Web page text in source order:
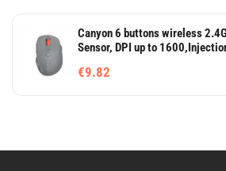
Canyon 6 buttons wireless
Sensor, DPI up to
Size: 105x71x40mm, Weight:
€9.82